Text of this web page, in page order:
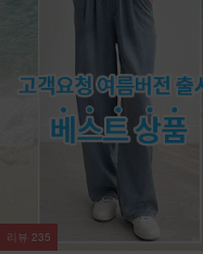
리뷰 235